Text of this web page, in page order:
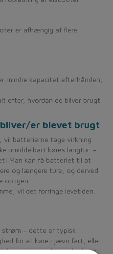
er afhængig af flere
mindre kapacitet efterhånden,
efter, hvordan de bliver brugt.
er blevet brugt
vil batterierne tage virkning
umiddelbart køres langtur. –
Man kan få batteriet til at
og længere ture, og derved
op igen.
vil det forringe levetiden.
– dette er typisk
for at køre i jævn fart, eller
og lignende, hvor